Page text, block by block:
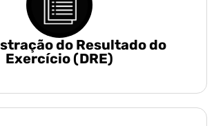
do Resultado do
Exercício (DRE)